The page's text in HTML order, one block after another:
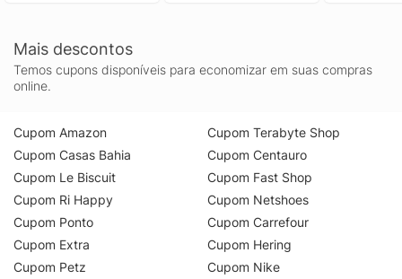
Mais descontos
Temos cupons disponíveis para economizar em suas compras
online.
Cupom Amazon
Cupom Casas Bahia
Cupom Le Biscuit
Cupom Ri Happy
Cupom Ponto
Cupom Extra
Cupom Petz
Cupom Terabyte Shop
Cupom Centauro
Cupom Fast Shop
Cupom Netshoes
Cupom Carrefour
Cupom Hering
Cupom Nike